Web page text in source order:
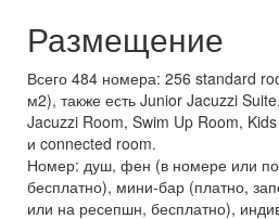
Размещение
Всего 484 номера: 256 standard
м2), также есть Junior Jacuzzi
Jacuzzi Room, Swim Up Room,
и connected room.
Номер: душ, фен (в номере или
бесплатно), мини-бар (платно,
или на ресепшн, бесплатно),